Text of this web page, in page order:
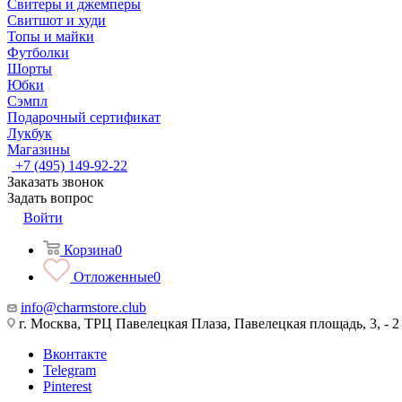
Свитеры и джемперы
Свитшот и худи
Топы и майки
Футболки
Шорты
Юбки
Сэмпл
Подарочный сертификат
Лукбук
Магазины
+7 (495) 149-92-22
Заказать звонок
Задать вопрос
Войти
Корзина0
Отложенные0
info@charmstore.club
г. Москва, ТРЦ Павелецкая Плаза, Павелецкая площадь, 3, - 2
Вконтакте
Telegram
Pinterest